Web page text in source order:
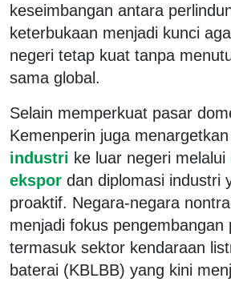
keseimbangan antara
keterbukaan menjadi kunci
negeri tetap kuat tanpa
sama global.
Selain memperkuat pasar
Kemenperin juga menargetkan
industri ke luar negeri melalui
ekspor dan diplomasi industri
proaktif. Negara-negara
menjadi fokus pengembangan
termasuk sektor kendaraan
baterai (KBLBB) yang kini